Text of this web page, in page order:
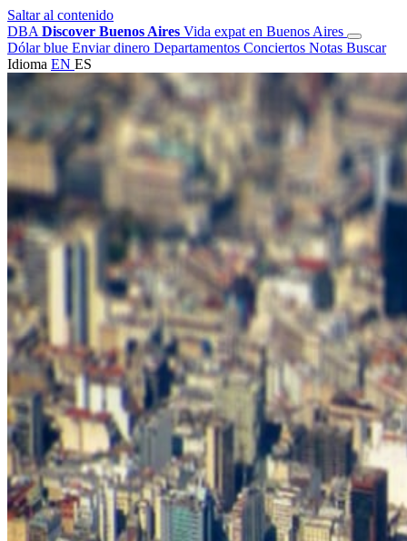
Saltar al contenido
DBA Discover Buenos Aires Vida expat en Buenos Aires
Dólar blue Enviar dinero Departamentos Conciertos Notas Buscar
Idioma EN ES